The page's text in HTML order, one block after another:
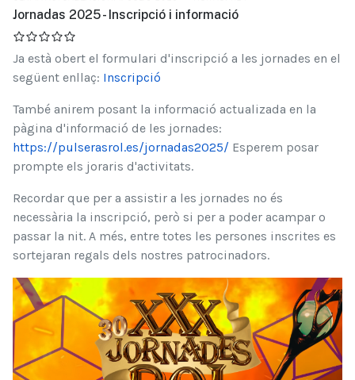
Jornadas 2025 - Inscripció i informació
Ja està obert el formulari d'inscripció a les jornades en el
següent enllaç: Inscripció
També anirem posant la informació actualizada en la
pàgina d'informació de les jornades:
https://pulserasrol.es/jornadas2025/ Esperem posar
prompte els joraris d'activitats.
Recordar que per a assistir a les jornades no és
necessària la inscripció, però si per a poder acampar o
passar la nit. A més, entre totes les persones inscrites es
sortejaran regals dels nostres patrocinadors.